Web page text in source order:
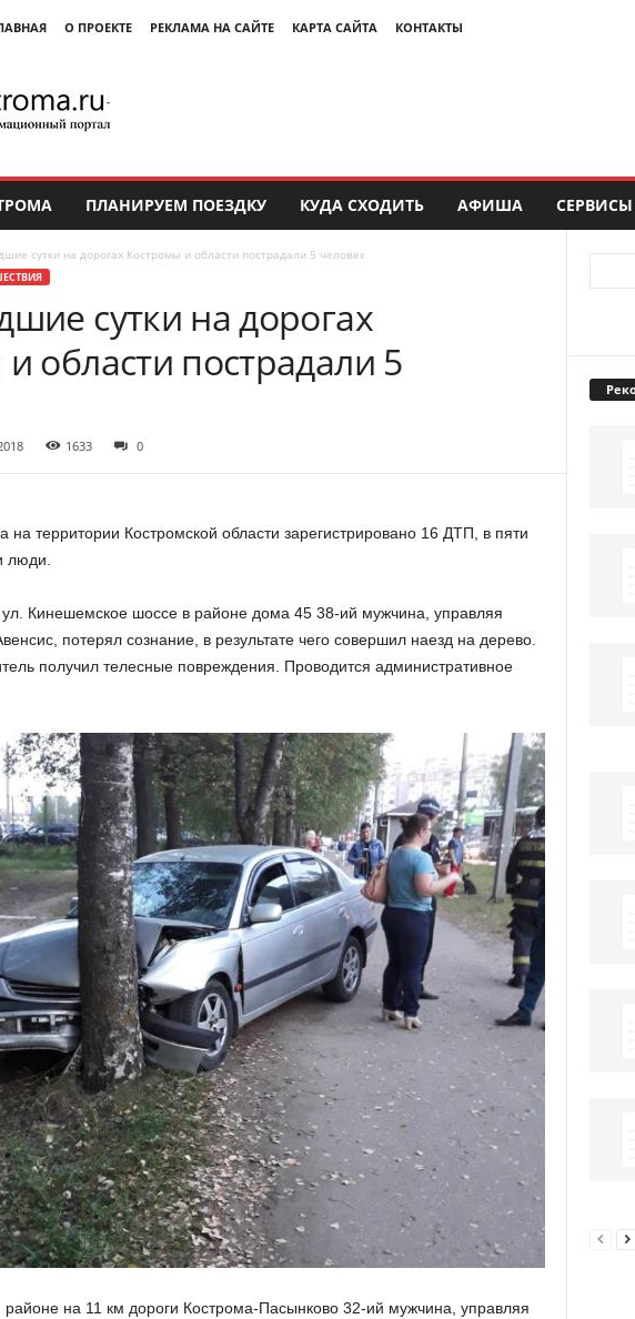
О ПРОЕКТЕ РЕКЛАМА НА САЙТЕ КАРТА САЙТА КОНТАКТЫ
ПЛАНИРУЕМ ПОЕЗДКУ КУДА СХОДИТЬ АФИША СЕРВИСЫ
сутки на дорогах Костромы и области пострадали 5 человек
сутки на дорогах
области пострадали 5
1633 0
на территории Костромской области зарегистрировано 16 ДТП, в пяти
люди.
Кинешемское шоссе в районе дома 45 38-ий мужчина, управляя
потерял сознание, в результате чего совершил наезд на дерево.
получил телесные повреждения. Проводится административное
на 11 км дороги Кострома-Пасынково 32-ий мужчина, управляя